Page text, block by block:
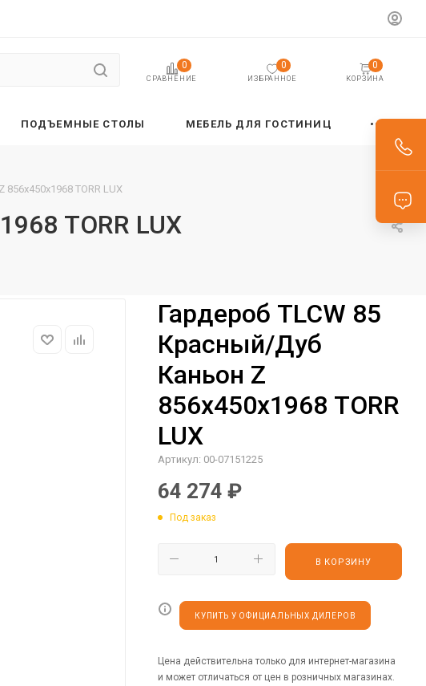
СРАВНЕНИЕ
0
ИЗБРАННОЕ
0
КОРЗИНА
0
ПОДЪЕМНЫЕ СТОЛЫ МЕБЕЛЬ ДЛЯ ГОСТИНИЦ
TORR LUX
TORR LUX
Гардероб TLCW 85
Красный/Дуб
Каньон Z
856х450х1968 TORR
LUX
Артикул: 00-07151225
64 274 ₽
Под заказ
В КОРЗИНУ
КУПИТЬ У ОФИЦИАЛЬНЫХ ДИЛЕРОВ
Цена действительна только для интернет-магазина
и может отличаться от цен в розничных магазинах.